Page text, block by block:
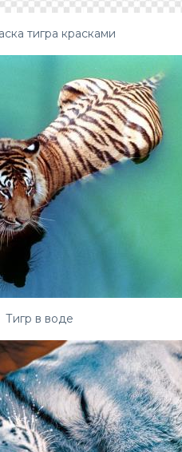
тигра красками
Тигр в воде